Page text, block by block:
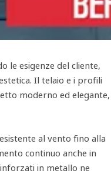
le esigenze del cliente,
Il telaio e i profili
moderno ed elegante,
al vento fino alla
continuo anche in
in metallo ne